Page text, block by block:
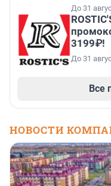
До 31
3199₽!
До 31
Все
НОВОСТИ